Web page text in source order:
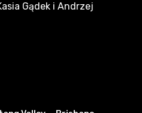
Gądek i Andrzej